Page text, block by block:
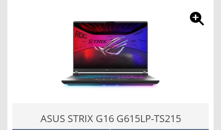
ASUS STRIX G16 G615LP-TS215